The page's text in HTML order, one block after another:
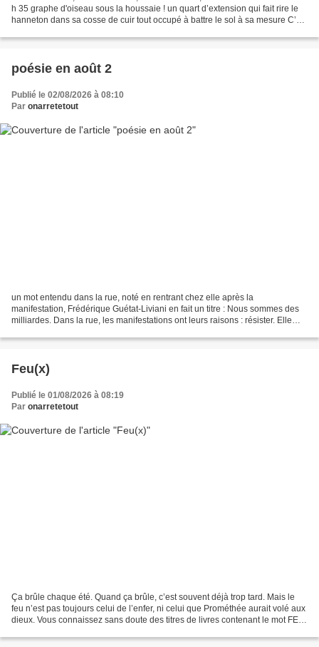
h 35 graphe d'oiseau sous la houssaie ! un quart d’extension qui fait rire le
hanneton dans sa cosse de cuir tout occupé à battre le sol à sa mesure C’est
poésie en août 2
Publié le 02/08/2026 à 08:10
Par onarretetout
un mot entendu dans la rue, noté en rentrant chez elle après la
manifestation, Frédérique Guétat-Liviani en fait un titre : Nous sommes des
milliardes. Dans la rue, les manifestations ont leurs raisons : résister. Elle
Feu(x)
Publié le 01/08/2026 à 08:19
Par onarretetout
Ça brûle chaque été. Quand ça brûle, c’est souvent déjà trop tard. Mais le
feu n’est pas toujours celui de l’enfer, ni celui que Prométhée aurait volé aux
dieux. Vous connaissez sans doute des titres de livres contenant le mot FEU